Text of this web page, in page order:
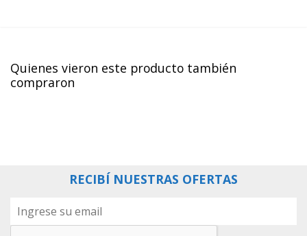
Quienes vieron este producto también
compraron
RECIBÍ NUESTRAS OFERTAS